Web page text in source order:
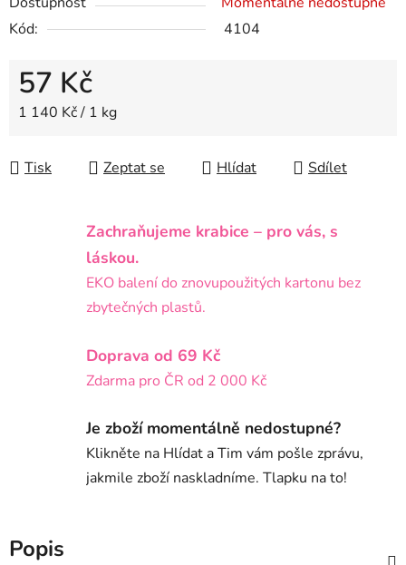
Kód:
4104
57 Kč
Měrná cena:
1 140 Kč / 1 kg
Tisk Zeptat se Hlídat Sdílet
Zachraňujeme krabice – pro vás, s
láskou.
EKO balení do znovupoužitých kartonu bez
zbytečných plastů.
Doprava od 69 Kč
Zdarma pro ČR od 2 000 Kč
Je zboží momentálně nedostupné?
Klikněte na Hlídat a Tim vám pošle zprávu,
jakmile zboží naskladníme. Tlapku na to!
Popis